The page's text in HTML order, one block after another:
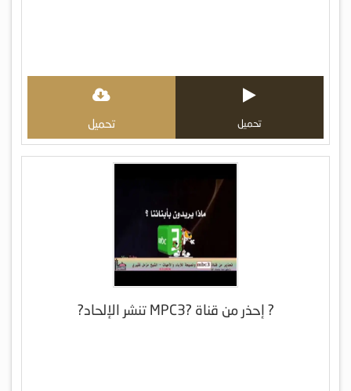
تحميل تحميل
? إحذر من قناة ?MPC3 تنشر الإلحاد?